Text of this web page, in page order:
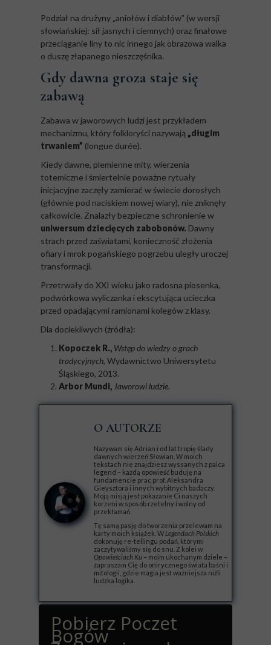
O AUTORZE
Nazywam się Adrian i od lat tropię ślady
dawnych wierzeń Słowian. W moich
tekstach nie znajdziesz wyssanych z palca
legend – każdą opowieść buduję na
fundamencie prac prof. Aleksandra
Gieysztora i innych wybitnych badaczy.
Moją misją jest pokazanie Ci naszych
korzeni w sposób rzetelny i wolny od
przekłamań.
Tę samą pasję do tworzenia przelewam na
karty moich książek. W Legendach Polskich
dokonuję re-tellingu podań, którymi
zaczytywaliśmy się do snu. Z kolei w
Opowieściach Ku – moim ukochanym dziele –
zapraszam Cię do onirycznego świata baśni i
mitologii, gdzie magia jest ważniejsza niźli
ludzka logika.
Pobierz Poczet
Bogów
Podział na drużyny „aniołów i diabłów” (w wersji
słowiańskiej: sił jasnych i ciemnych) oraz finałowe
przeciąganie liny to nic innego jak obrazowa walka
o duszę złapanego nieszczęśnika.
Gdy dawna groza staje się
zabawą
Zabawa w jaworowych ludzi jest przykładem
mechanizmu, który folkloryści nazywają „długim
trwaniem” (longue durée).
Kiedy dawne, plemienne mity, wierzenia
totemiczne i śmiertelnie poważne rytuały
inicjacyjne zaczęły zamierać w świecie dorosłych
(głównie pod naciskiem nowej wiary), nie zniknęły
całkowicie. Znalazły bezpieczne schronienie w
uniwersum dziecięcych zabobonów. Dawny
strach przed zaświatami, konieczność złożenia
ofiary i mrok pogańskiego pogrzebu uległy uroczej
transformacji.
Przetrwały do XXI wieku jako radosna piosenka,
podwórkowa wyliczanka i ekscytująca ucieczka
przed opadającymi ramionami kolegów z klasy.
Dla dociekliwych (źródła):
Kopoczek R., Wstęp do wiedzy o grach
tradycyjnych, Wydawnictwo Uniwersytetu
Śląskiego, 2013.
Arbor Mundi, Jaworowi ludzie.